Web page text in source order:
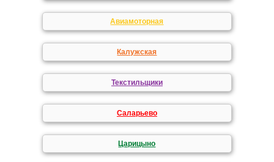
Авиамоторная
Калужская
Текстильщики
Саларьево
Царицыно